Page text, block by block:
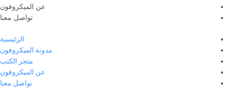
عن الميكروفون
تواصل معنا
الرئيسية
مدونة الميكروفون
متجر الكتب
عن الميكروفون
تواصل معنا